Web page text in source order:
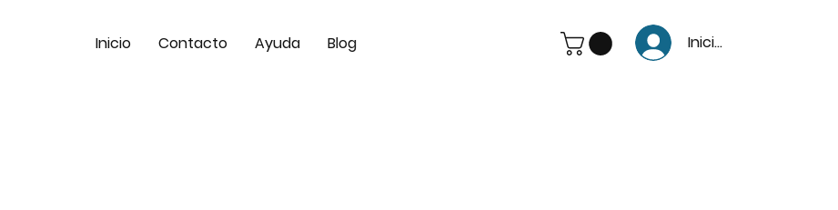
Inicio Contacto Ayuda Blog Iniciar Sesión